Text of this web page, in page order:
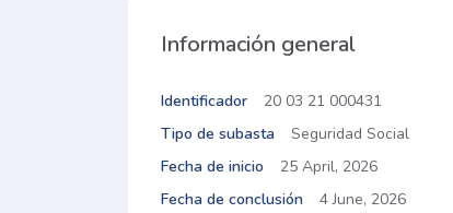
Información general
Identificador
20 03 21 000431
Tipo de subasta
Seguridad Social
Fecha de inicio
25 April, 2026
Fecha de conclusión
4 June, 2026